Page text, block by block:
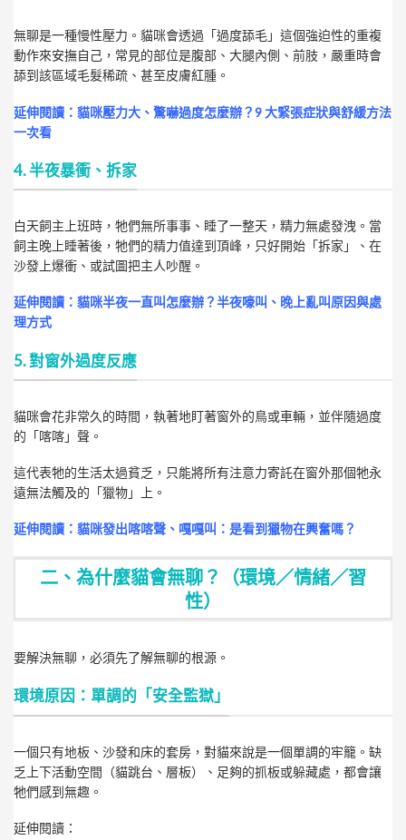
無聊是一種慢性壓力。貓咪會透過「過度舔毛」這個強迫性的重複
動作來安撫自己，常見的部位是腹部、大腿內側、前肢，嚴重時會
舔到該區域毛髮稀疏、甚至皮膚紅腫。
延伸閱讀： 貓咪壓力大、驚嚇過度怎麼辦？9 大緊張症狀與舒緩方法
一次看
4. 半夜暴衝、拆家
白天飼主上班時，牠們無所事事、睡了一整天，精力無處發洩。當
飼主晚上睡著後，牠們的精力值達到頂峰，只好開始「拆家」、在
沙發上爆衝、或試圖把主人吵醒。
延伸閱讀： 貓咪半夜一直叫怎麼辦？半夜嚎叫、晚上亂叫原因與處
理方式
5. 對窗外過度反應
貓咪會花非常久的時間，執著地盯著窗外的鳥或車輛，並伴隨過度
的「喀喀」聲。
這代表牠的生活太過貧乏，只能將所有注意力寄託在窗外那個牠永
遠無法觸及的「獵物」上。
延伸閱讀： 貓咪發出喀喀聲、嘎嘎叫：是看到獵物在興奮嗎？
二、為什麼貓會無聊？（環境／情緒／習
性）
要解決無聊，必須先了解無聊的根源。
環境原因：單調的「安全監獄」
一個只有地板、沙發和床的套房，對貓來說是一個單調的牢籠。缺
乏上下活動空間（貓跳台、層板）、足夠的抓板或躲藏處，都會讓
牠們感到無趣。
延伸閱讀：